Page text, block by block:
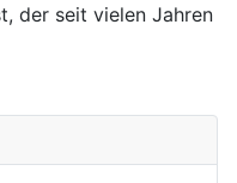
der seit vielen Jahren